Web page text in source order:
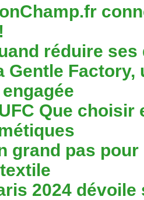
réduire
Gentle
Que
grand pas
2024